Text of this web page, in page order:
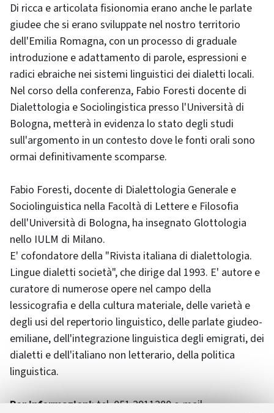
Di ricca e articolata fisionomia erano anche le parlate
giudee che si erano sviluppate nel nostro territorio
dell'Emilia Romagna, con un processo di graduale
introduzione e adattamento di parole, espressioni e
radici ebraiche nei sistemi linguistici dei dialetti locali.
Nel corso della conferenza, Fabio Foresti docente di
Dialettologia e Sociolingistica presso l'Università di
Bologna, metterà in evidenza lo stato degli studi
sull'argomento in un contesto dove le fonti orali sono
ormai definitivamente scomparse.
Fabio Foresti, docente di Dialettologia Generale e
Sociolinguistica nella Facoltà di Lettere e Filosofia
dell'Università di Bologna, ha insegnato Glottologia
nello IULM di Milano.
E' cofondatore della "Rivista italiana di dialettologia.
Lingue dialetti società", che dirige dal 1993. E' autore e
curatore di numerose opere nel campo della
lessicografia e della cultura materiale, delle varietà e
degli usi del repertorio linguistico, delle parlate giudeo-
emiliane, dell'integrazione linguistica degli emigrati, dei
dialetti e dell'italiano non letterario, della politica
linguistica.
Per informazioni: tel. 051.2911280 e-mail